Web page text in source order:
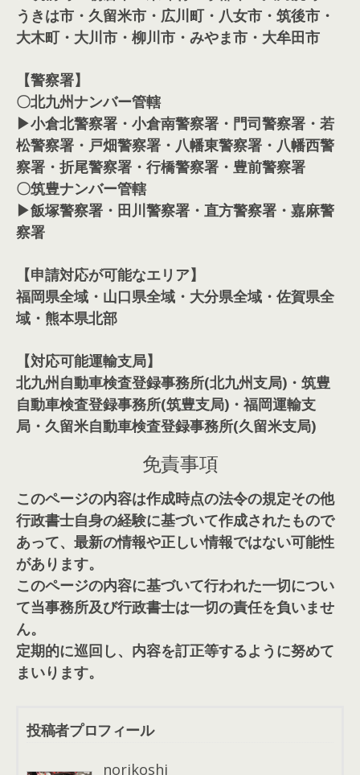
うきは市・久留米市・広川町・八女市・筑後市・
大木町・大川市・柳川市・みやま市・大牟田市
【警察署】
〇北九州ナンバー管轄
▶小倉北警察署・小倉南警察署・門司警察署・若
松警察署・戸畑警察署・八幡東警察署・八幡西警
察署・折尾警察署・行橋警察署・豊前警察署
〇筑豊ナンバー管轄
▶飯塚警察署・田川警察署・直方警察署・嘉麻警
察署
【申請対応が可能なエリア】
福岡県全域・山口県全域・大分県全域・佐賀県全
域・熊本県北部
【対応可能運輸支局】
北九州自動車検査登録事務所(北九州支局)・筑豊
自動車検査登録事務所(筑豊支局)・福岡運輸支
局・久留米自動車検査登録事務所(久留米支局)
免責事項
このページの内容は作成時点の法令の規定その他
行政書士自身の経験に基づいて作成されたもので
あって、最新の情報や正しい情報ではない可能性
があります。
このページの内容に基づいて行われた一切につい
て当事務所及び行政書士は一切の責任を負いませ
ん。
定期的に巡回し、内容を訂正等するように努めて
まいります。
投稿者プロフィール
norikoshi